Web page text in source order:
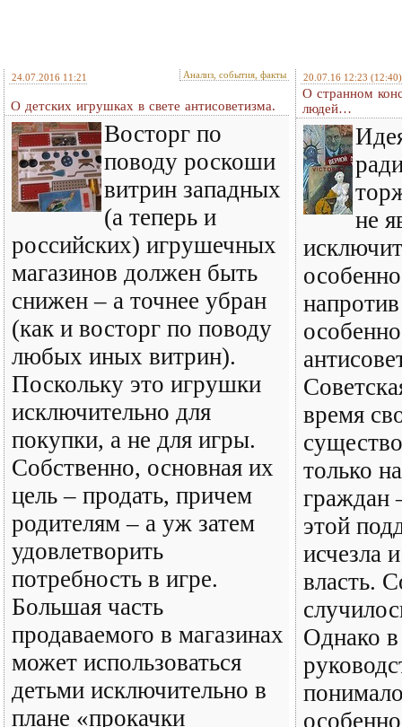
24.07.2016 11:21 Анализ, события, факты
О детских игрушках в свете антисоветизма.
Восторг по
поводу роскоши
витрин западных
(а теперь и
российских) игрушечных
магазинов должен быть
снижен – а точнее убран
(как и восторг по поводу
любых иных витрин).
Поскольку это игрушки
исключительно для
покупки, а не для игры.
Собственно, основная их
цель – продать, причем
родителям – а уж затем
удовлетворить
потребность в игре.
Большая часть
продаваемого в магазинах
может использоваться
детьми исключительно в
плане «прокачки
20.07.16 12:23 (12:40)
О странном
людей…
не
время
только
граждан
этой
исчезла
власть.
Однако